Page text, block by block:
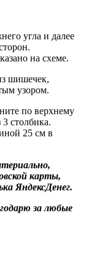
угла и далее
на схеме.
шишечек,
узором.
по верхнему
столбика.
25 см в
карты,
ЯндексДенег.
за любые